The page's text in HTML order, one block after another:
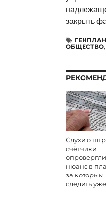
закрыть
ОБЩЕСТВО,
Слухи о
счётчики
нюанс в
за которым
следить